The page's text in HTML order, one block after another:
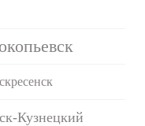
Кузнецкий